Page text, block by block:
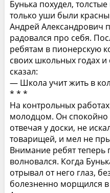
Бунька похудел,
только уши были
Андрей Александрович
радовался про себя.
ребятам в пионерскую
своих школьных годах
сказал:
— Школа учит жить в
* * *
На контрольных
молодцом. Он спокойно
отвечая у доски, не
товарищей, и мел не
Внимание ребят теперь
волновался. Когда
отрывал от него глаз,
болезненно морщился